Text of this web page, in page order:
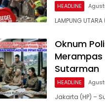
HEADLINE
LAMPUNG
Oknum
Sutarman
HEADLINE
Jakarta (HP) –